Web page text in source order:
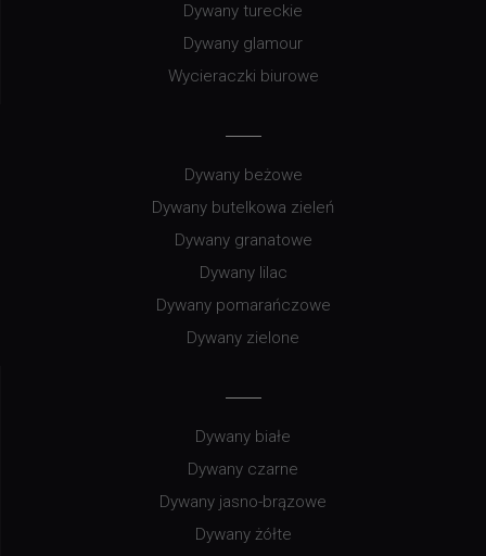
Dywany tureckie
Dywany glamour
Wycieraczki biurowe
Dywany beżowe
Dywany butelkowa zieleń
Dywany granatowe
Dywany lilac
Dywany pomarańczowe
Dywany zielone
Dywany białe
Dywany czarne
Dywany jasno-brązowe
Dywany żółte